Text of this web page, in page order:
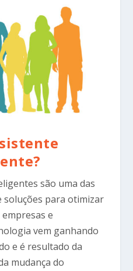
são uma das
soluções para otimizar
e
vem ganhando
e é resultado da
mudança do